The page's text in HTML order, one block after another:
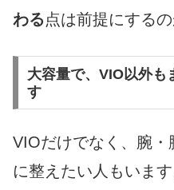
わる 点は前提にするの
大容量で、VIO以外も
す
VIOだけでなく、腕
に整えたい人もいます